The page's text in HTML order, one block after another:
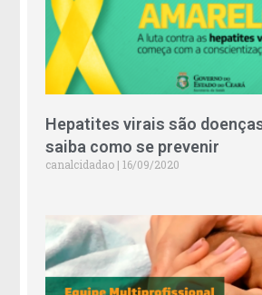
Hepatites virais são
saiba como se prevenir
canalcidadao 16/09/2020